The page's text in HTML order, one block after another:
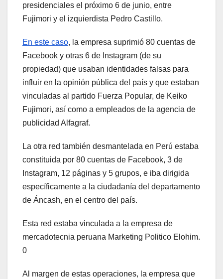
presidenciales el próximo 6 de junio, entre
Fujimori y el izquierdista Pedro Castillo.
En este caso, la empresa suprimió 80 cuentas de
Facebook y otras 6 de Instagram (de su
propiedad) que usaban identidades falsas para
influir en la opinión pública del país y que estaban
vinculadas al partido Fuerza Popular, de Keiko
Fujimori, así como a empleados de la agencia de
publicidad Alfagraf.
La otra red también desmantelada en Perú estaba
constituida por 80 cuentas de Facebook, 3 de
Instagram, 12 páginas y 5 grupos, e iba dirigida
específicamente a la ciudadanía del departamento
de Áncash, en el centro del país.
Esta red estaba vinculada a la empresa de
mercadotecnia peruana Marketing Politico Elohim.
0
Al margen de estas operaciones, la empresa que